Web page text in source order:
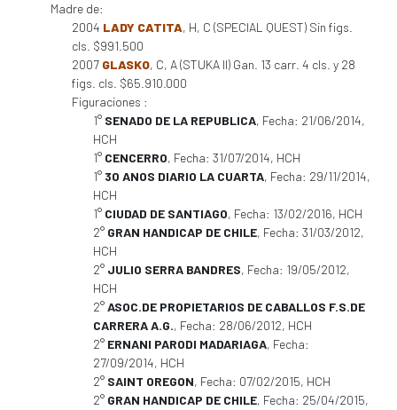
Madre de:
2004 LADY CATITA, H, C (SPECIAL QUEST) Sin figs.
cls. $991.500
2007 GLASKO, C, A (STUKA II) Gan. 13 carr. 4 cls. y 28
figs. cls. $65.910.000
Figuraciones :
1° SENADO DE LA REPUBLICA, Fecha: 21/06/2014,
HCH
1° CENCERRO, Fecha: 31/07/2014, HCH
1° 30 ANOS DIARIO LA CUARTA, Fecha: 29/11/2014,
HCH
1° CIUDAD DE SANTIAGO, Fecha: 13/02/2016, HCH
2° GRAN HANDICAP DE CHILE, Fecha: 31/03/2012,
HCH
2° JULIO SERRA BANDRES, Fecha: 19/05/2012,
HCH
2°ASOC.DE PROPIETARIOS DE CABALLOS F.S.DE
CARRERA A.G., Fecha: 28/06/2012, HCH
2° ERNANI PARODI MADARIAGA, Fecha:
27/09/2014, HCH
2° SAINT OREGON, Fecha: 07/02/2015, HCH
2° GRAN HANDICAP DE CHILE, Fecha: 25/04/2015,